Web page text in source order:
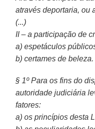
através deportaria, ou
(...)
II – a participação de
a) espetáculos
b) certames de beleza.
§ 1º Para os fins do
autoridade judiciária
fatores:
a) os princípios desta